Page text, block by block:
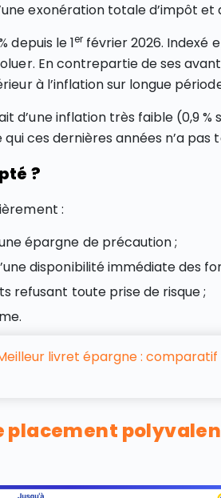
exonération totale d’impôt et
depuis le 1erfévrier 2026. Indexé
En contrepartie de ses
à l’inflation sur longue
d’une inflation très faible (0,9 %
ces dernières années n’a pas
?
:
épargne de précaution ;
disponibilité immédiate des
refusant toute prise de risque ;
livret épargne :
placement